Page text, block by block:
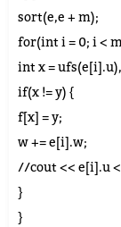
sort(e,e + m);
for(int i = 0; i <
int x =
if(x != y) {
f[x] = y;
w += e[i].w;
//cout << e[i].u
}
}